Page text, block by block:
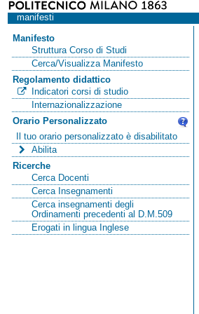
manifesti
Manifesto
Struttura Corso di Studi
Cerca/Visualizza Manifesto
Regolamento didattico
Indicatori corsi di studio
Internazionalizzazione
Orario Personalizzato
Il tuo orario personalizzato è disabilitato
Abilita
Ricerche
Cerca Docenti
Cerca Insegnamenti
Cerca insegnamenti degli
Ordinamenti precedenti al D.M.509
Erogati in lingua Inglese